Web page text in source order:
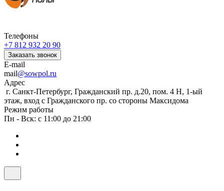
Телефоны
+7 812 932 20 90
Заказать звонок
E-mail
mail@sowpol.ru
Адрес
г. Санкт-Петербург, Гражданский пр. д.20, пом. 4 Н, 1-ый
этаж, вход с Гражданского пр. со стороны Максидома
Режим работы
Пн - Вск: с 11:00 до 21:00